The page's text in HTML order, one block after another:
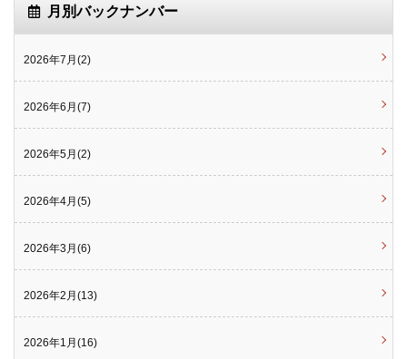
月別バックナンバー
2026年7月(2)
2026年6月(7)
2026年5月(2)
2026年4月(5)
2026年3月(6)
2026年2月(13)
2026年1月(16)